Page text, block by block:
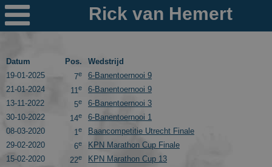

Nieuws
Ploegen
PR's
Schaatspeloton.nl
Datum Pos.
Wedstrijd
19-01-2025
7e
6-Banentoernooi 9
21-01-2024
11e
6-Banentoernooi 9
13-11-2022
5e
6-Banentoernooi 3
30-10-2022
14e
6-Banentoernooi 1
08-03-2020
1e
Baancompetitie Utrecht Finale
29-02-2020
6e
KPN Marathon Cup Finale
15-02-2020
22e
KPN Marathon Cup 13